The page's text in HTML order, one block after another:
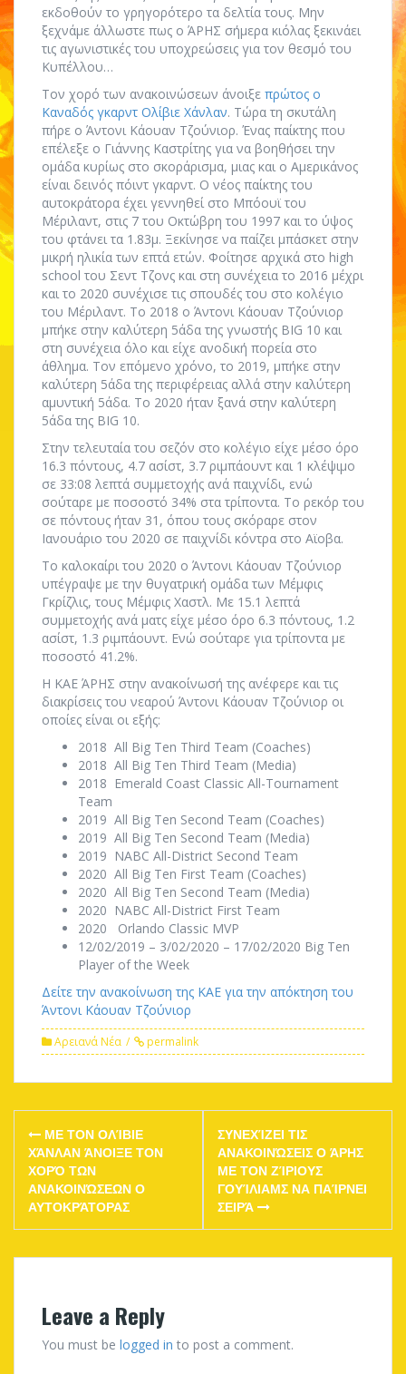
εκδοθούν το γρηγορότερο τα δελτία τους. Μην
ξεχνάμε άλλωστε πως ο ΆΡΗΣ σήμερα κιόλας ξεκινάει
τις αγωνιστικές του υποχρεώσεις για τον θεσμό του
Κυπέλλου…
Τον χορό των ανακοινώσεων άνοιξε πρώτος ο
Καναδός γκαρντ Ολίβιε Χάνλαν. Τώρα τη σκυτάλη
πήρε ο Άντονι Κάουαν Τζούνιορ. Ένας παίκτης που
επέλεξε ο Γιάννης Καστρίτης για να βοηθήσει την
ομάδα κυρίως στο σκοράρισμα, μιας και ο Αμερικάνος
είναι δεινός πόιντ γκαρντ. Ο νέος παίκτης του
αυτοκράτορα έχει γεννηθεί στο Μπόουϊ του
Μέριλαντ, στις 7 του Οκτώβρη του 1997 και το ύψος
του φτάνει τα 1.83μ. Ξεκίνησε να παίζει μπάσκετ στην
μικρή ηλικία των επτά ετών. Φοίτησε αρχικά στο high
school του Σεντ Τζονς και στη συνέχεια το 2016 μέχρι
και το 2020 συνέχισε τις σπουδές του στο κολέγιο
του Μέριλαντ. Το 2018 ο Άντονι Κάουαν Τζούνιορ
μπήκε στην καλύτερη 5άδα της γνωστής BIG 10 και
στη συνέχεια όλο και είχε ανοδική πορεία στο
άθλημα. Τον επόμενο χρόνο, το 2019, μπήκε στην
καλύτερη 5άδα της περιφέρειας αλλά στην καλύτερη
αμυντική 5άδα. Το 2020 ήταν ξανά στην καλύτερη
5άδα της BIG 10.
Στην τελευταία του σεζόν στο κολέγιο είχε μέσο όρο
16.3 πόντους, 4.7 ασίστ, 3.7 ριμπάουντ και 1 κλέψιμο
σε 33:08 λεπτά συμμετοχής ανά παιχνίδι, ενώ
σούταρε με ποσοστό 34% στα τρίποντα. Το ρεκόρ του
σε πόντους ήταν 31, όπου τους σκόραρε στον
Ιανουάριο του 2020 σε παιχνίδι κόντρα στο Αϊοβα.
Το καλοκαίρι του 2020 ο Άντονι Κάουαν Τζούνιορ
υπέγραψε με την θυγατρική ομάδα των Μέμφις
Γκρίζλις, τους Μέμφις Χαστλ. Με 15.1 λεπτά
συμμετοχής ανά ματς είχε μέσο όρο 6.3 πόντους, 1.2
ασίστ, 1.3 ριμπάουντ. Ενώ σούταρε για τρίποντα με
ποσοστό 41.2%.
Η ΚΑΕ ΆΡΗΣ στην ανακοίνωσή της ανέφερε και τις
διακρίσεις του νεαρού Άντονι Κάουαν Τζούνιορ οι
οποίες είναι οι εξής:
2018 All Big Ten Third Team (Coaches)
2018 All Big Ten Third Team (Media)
2018 Emerald Coast Classic All-Tournament
Team
2019 All Big Ten Second Team (Coaches)
2019 All Big Ten Second Team (Media)
2019 NABC All-District Second Team
2020 All Big Ten First Team (Coaches)
2020 All Big Ten Second Team (Media)
2020 NABC All-District First Team
2020 Orlando Classic MVP
12/02/2019 – 3/02/2020 – 17/02/2020 Big Ten
Player of the Week
Δείτε την ανακοίνωση της ΚΑΕ για την απόκτηση του
Άντονι Κάουαν Τζούνιορ
Αρειανά Νέα permalink
Post
navigation
ΜΕ ΤΟΝ ΟΛΊΒΙΕ
ΧΆΝΛΑΝ ΆΝΟΙΞΕ ΤΟΝ
ΧΟΡΌ ΤΩΝ
ΑΝΑΚΟΙΝΏΣΕΩΝ Ο
ΑΥΤΟΚΡΆΤΟΡΑΣ
ΣΥΝΕΧΊΖΕΙ ΤΙΣ
ΑΝΑΚΟΙΝΏΣΕΙΣ Ο ΆΡΗΣ
ΜΕ ΤΟΝ ΖΊΡΙΟΥΣ
ΓΟΥΊΛΙΑΜΣ ΝΑ ΠΑΊΡΝΕΙ
ΣΕΙΡΆ
Leave a Reply
You must be logged in to post a comment.